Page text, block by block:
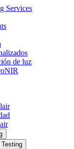
Services
de luz